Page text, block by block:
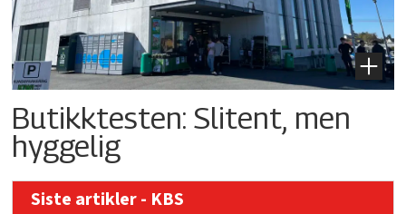
Butikktesten: Slitent, men
hyggelig
Siste artikler - KBS